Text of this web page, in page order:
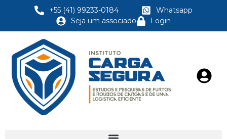
+55 (41) 99233-0184
Whatsapp
Seja um associado
Login